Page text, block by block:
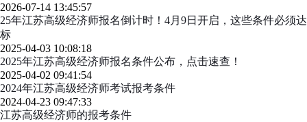
2026-07-14 13:45:57
25年江苏高级经济师报名倒计时！4月9日开启，这些条件必须达
标
2025-04-03 10:08:18
2025年江苏高级经济师报名条件公布，点击速查！
2025-04-02 09:41:54
2024年江苏高级经济师考试报考条件
2024-04-23 09:47:33
江苏高级经济师的报考条件